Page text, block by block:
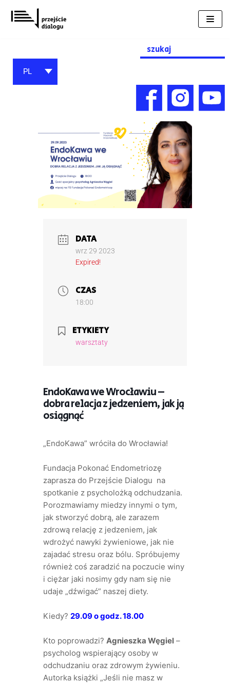
Przejdź
do
Search
for:
PL
DATA
wrz 29 2023
Expired!
CZAS
18:00
ETYKIETY
warsztaty
EndoKawa we Wrocławiu –
dobra relacja z jedzeniem, jak ją
osiągnąć
„EndoKawa” wróciła do Wrocławia!
Fundacja Pokonać Endometriozę
zaprasza do Przejście Dialogu na
spotkanie z psycholożką odchudzania.
Porozmawiamy miedzy innymi o tym,
jak stworzyć dobrą, ale zarazem
zdrową relację z jedzeniem, jak
wdrożyć nawyki żywieniowe, jak nie
zajadać stresu oraz bólu. Spróbujemy
również coś zaradzić na poczucie winy
i ciężar jaki nosimy gdy nam się nie
udaje „dźwigać” naszej diety.
Kiedy? 29.09 o godz. 18.00
Kto poprowadzi? Agnieszka Węgiel –
psycholog wspierający osoby w
odchudzaniu oraz zdrowym żywieniu.
Autorka książki „Jeśli nie masz w